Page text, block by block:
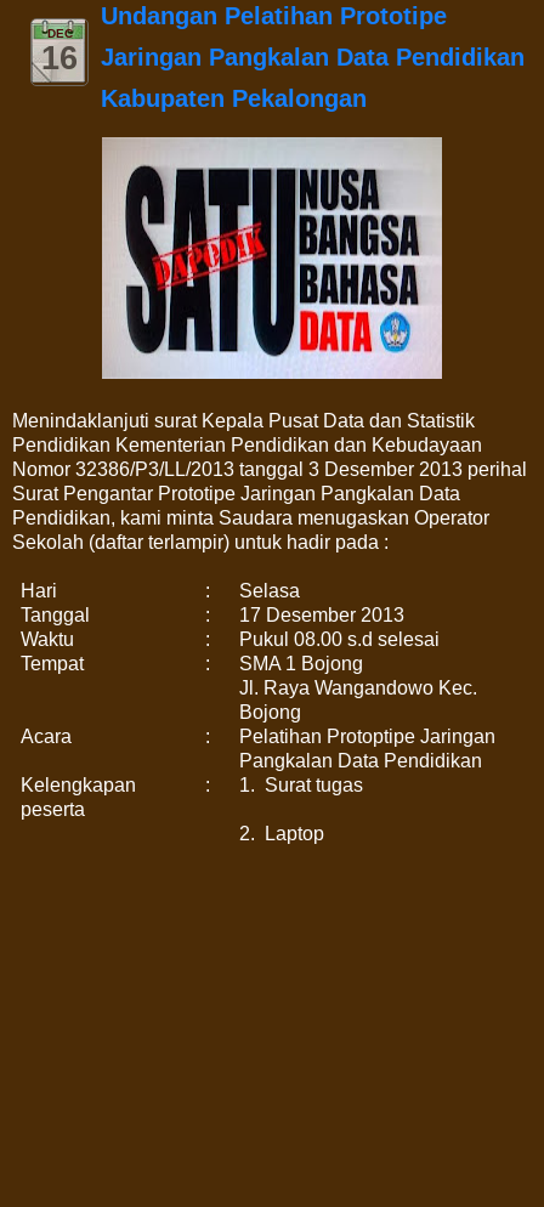
DEC
16
Undangan Pelatihan Prototipe
Jaringan Pangkalan Data Pendidikan
Kabupaten Pekalongan
Menindaklanjuti surat Kepala Pusat Data dan Statistik
Pendidikan Kementerian Pendidikan dan Kebudayaan
Nomor 32386/P3/LL/2013 tanggal 3 Desember 2013 perihal
Surat Pengantar Prototipe Jaringan Pangkalan Data
Pendidikan, kami minta Saudara menugaskan Operator
Sekolah (daftar terlampir) untuk hadir pada :
Hari :
Selasa
Tanggal
:
17 Desember 2013
Waktu
:
Pukul 08.00 s.d selesai
Tempat
:
SMA 1 Bojong
Jl. Raya Wangandowo Kec.
Bojong
Acara
:
Pelatihan Protoptipe Jaringan
Pangkalan Data Pendidikan
Kelengkapan
peserta
: 1. Surat tugas
2. Laptop